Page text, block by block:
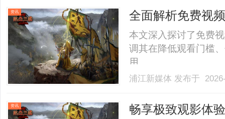
资讯 全面解析免费视
本文深入探讨了免费
调其在降低观看门槛
用。......
浦江新媒体 发布于
资讯
畅享极致观影体